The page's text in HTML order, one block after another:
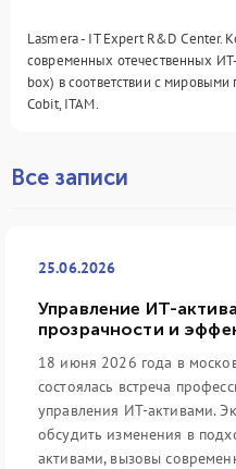
Lasmera - IT Expert R&D Center.
современных отечественных
box) в соответствии с мировыми
Cobit, ITAM.
Все записи
25.06.2026
Управление ИТ-
прозрачности и
18 июня 2026 года в
состоялась встреча
управления ИТ-активами.
обсудить изменения в
активами, вызовы